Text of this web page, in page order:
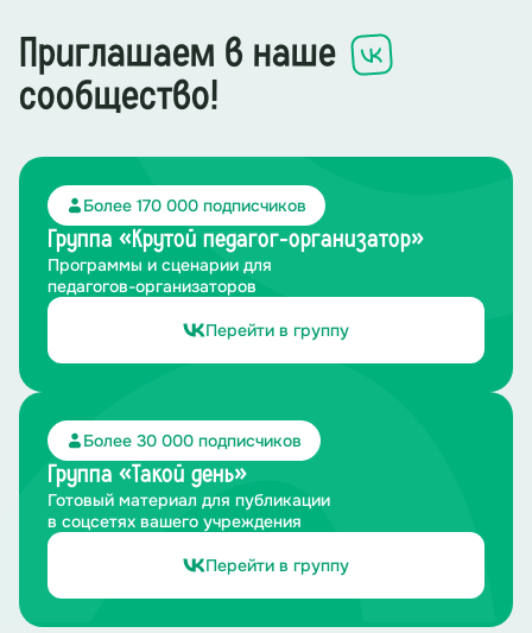
Приглашаем в наше
сообщество!
Более 170 000 подписчиков
Группа «Крутой педагог-организатор»
Программы и сценарии для
педагогов-организаторов
Перейти в группу
Более 30 000 подписчиков
Группа «Такой день»
Готовый материал для публикации
в соцсетях вашего учреждения
Перейти в группу